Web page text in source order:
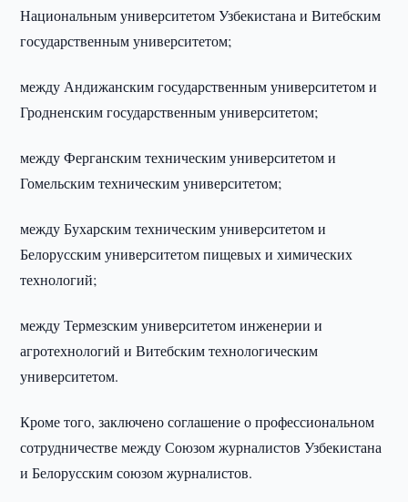
Национальным университетом Узбекистана и Витебским
государственным университетом;
между Андижанским государственным университетом и
Гродненским государственным университетом;
между Ферганским техническим университетом и
Гомельским техническим университетом;
между Бухарским техническим университетом и
Белорусским университетом пищевых и химических
технологий;
между Термезским университетом инженерии и
агротехнологий и Витебским технологическим
университетом.
Кроме того, заключено соглашение о профессиональном
сотрудничестве между Союзом журналистов Узбекистана
и Белорусским союзом журналистов.